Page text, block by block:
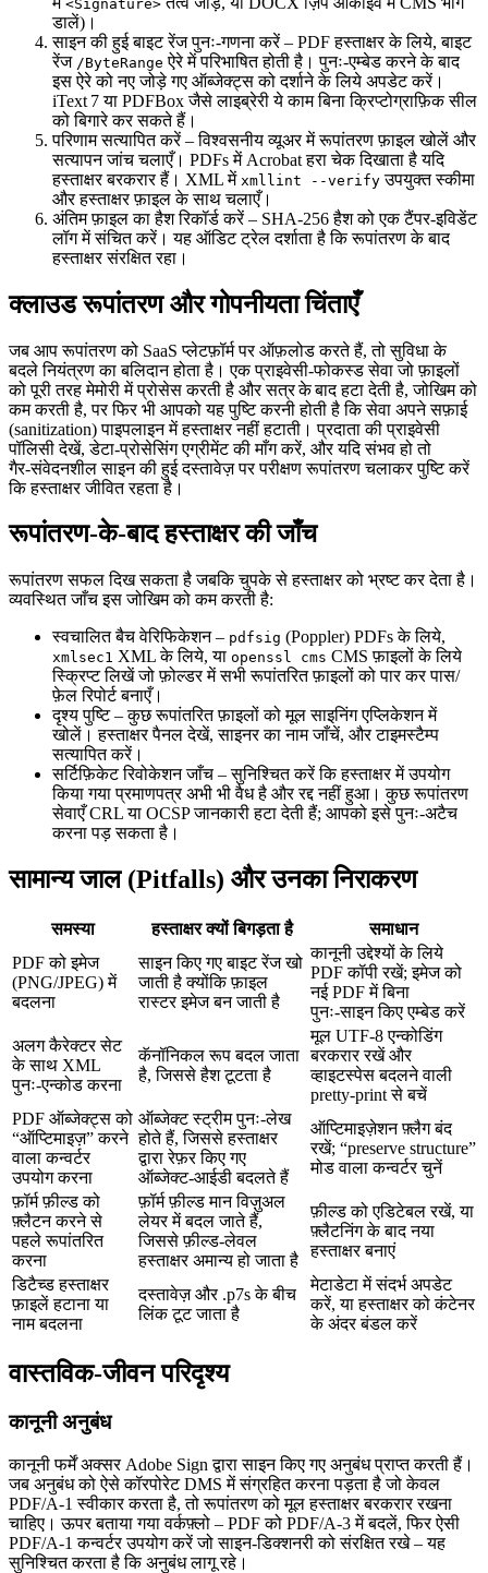
<Signature>
डालें)।
साइन की हुई बाइट रेंज पुनः‑गणना करें– PDF हस्ताक्षर के लिये, बाइट
रेंज /ByteRange ऐरे में परिभाषित होती है। पुनः‑एम्बेड करने के बाद
इस ऐरे को नए जोड़े गए ऑब्जेक्ट्स को दर्शाने के लिये अपडेट करें।
iText 7 या PDFBox जैसे लाइब्रेरी ये काम बिना क्रिप्टोग्राफ़िक सील
को बिगारे कर सकते हैं।
परिणाम सत्यापित करें– विश्वसनीय व्यूअर में रूपांतरण फ़ाइल खोलें और
सत्यापन जांच चलाएँ। PDFs में Acrobat हरा चेक दिखाता है यदि
हस्ताक्षर बरकरार हैं। XML में xmllint --verify उपयुक्त स्कीमा
और हस्ताक्षर फ़ाइल के साथ चलाएँ।
अंतिम फ़ाइल का हैश रिकॉर्ड करें– SHA‑256 हैश को एक टैंपर‑इविडेंट
लॉग में संचित करें। यह ऑडिट ट्रेल दर्शाता है कि रूपांतरण के बाद
हस्ताक्षर संरक्षित रहा।
क्लाउड रूपांतरण और गोपनीयता चिंताएँ
जब आप रूपांतरण को SaaS प्लेटफ़ॉर्म पर ऑफ़लोड करते हैं, तो सुविधा के
बदले नियंत्रण का बलिदान होता है। एक प्राइवेसी‑फोकस्ड सेवा जो फ़ाइलों
को पूरी तरह मेमोरी में प्रोसेस करती है और सत्र के बाद हटा देती है, जोखिम को
कम करती है, पर फिर भी आपको यह पुष्टि करनी होती है कि सेवा अपने सफ़ाई
(sanitization) पाइपलाइन में हस्ताक्षर नहीं हटाती। प्रदाता की प्राइवेसी
पॉलिसी देखें, डेटा‑प्रोसेसिंग एग्रीमेंट की माँग करें, और यदि संभव हो तो
गैर‑संवेदनशील साइन की हुई दस्तावेज़ पर परीक्षण रूपांतरण चलाकर पुष्टि करें
कि हस्ताक्षर जीवित रहता है।
रूपांतरण‑के‑बाद हस्ताक्षर की जाँच
रूपांतरण सफल दिख सकता है जबकि चुपके से हस्ताक्षर को भ्रष्ट कर देता है।
व्यवस्थित जाँच इस जोखिम को कम करती है:
स्वचालित बैच वेरिफिकेशन– pdfsig (Poppler) PDFs के लिये,
xmlsec1 XML के लिये, या openssl cms CMS फ़ाइलों के लिये
स्क्रिप्ट लिखें जो फ़ोल्डर में सभी रूपांतरित फ़ाइलों को पार कर पास/
फ़ेल रिपोर्ट बनाएँ।
दृश्य पुष्टि– कुछ रूपांतरित फ़ाइलों को मूल साइनिंग एप्लिकेशन में
खोलें। हस्ताक्षर पैनल देखें, साइनर का नाम जाँचें, और टाइमस्टैम्प
सत्यापित करें।
सर्टिफ़िकेट रिवोकेशन जाँच – सुनिश्चित करें कि हस्ताक्षर में उपयोग
किया गया प्रमाणपत्र अभी भी वैध है और रद्द नहीं हुआ। कुछ रूपांतरण
सेवाएँ CRL या OCSP जानकारी हटा देती हैं; आपको इसे पुनः‑अटैच
करना पड़ सकता है।
सामान्य जाल (Pitfalls) और उनका निराकरण
समस्या हस्ताक्षर क्यों बिगड़ता है
समाधान
PDF को इमेज
(PNG/JPEG) में
बदलना
साइन किए गए बाइट रेंज खो
जाती है क्योंकि फ़ाइल
रास्टर इमेज बन जाती है
कानूनी उद्देश्यों के लिये
PDF कॉपी रखें; इमेज को
नई PDF में बिना
पुनः‑साइन किए एम्बेड करें
अलग कैरेक्टर सेट
के साथ XML
पुनः‑एन्कोड करना
कॅनॉनिकल रूप बदल जाता
है, जिससे हैश टूटता है
मूल UTF‑8 एन्कोडिंग
बरकरार रखें और
व्हाइटस्पेस बदलने वाली
pretty‑print से बचें
PDF ऑब्जेक्ट्स को
“ऑप्टिमाइज़” करने
वाला कन्वर्टर
उपयोग करना
ऑब्जेक्ट स्ट्रीम पुनः‑लेख
होते हैं, जिससे हस्ताक्षर
द्वारा रेफ़र किए गए
ऑब्जेक्ट‑आईडी बदलते हैं
ऑप्टिमाइज़ेशन फ़्लैग बंद
रखें; “preserve structure”
मोड वाला कन्वर्टर चुनें
फ़ॉर्म फ़ील्ड को
फ़्लैटन करने से
पहले रूपांतरित
करना
फ़ॉर्म फ़ील्ड मान विज़ुअल
लेयर में बदल जाते हैं,
जिससे फ़ील्ड‑लेवल
हस्ताक्षर अमान्य हो जाता है
फ़ील्ड को एडिटेबल रखें, या
फ़्लैटनिंग के बाद नया
हस्ताक्षर बनाएं
डिटैच्ड हस्ताक्षर
फ़ाइलें हटाना या
नाम बदलना
दस्तावेज़ और .p7s के बीच
लिंक टूट जाता है
मेटाडेटा में संदर्भ अपडेट
करें, या हस्ताक्षर को कंटेनर
के अंदर बंडल करें
वास्तविक‑जीवन परिदृश्य
कानूनी अनुबंध
कानूनी फर्में अक्सर Adobe Sign द्वारा साइन किए गए अनुबंध प्राप्त करती हैं।
जब अनुबंध को ऐसे कॉरपोरेट DMS में संग्रहित करना पड़ता है जो केवल
PDF/A‑1 स्वीकार करता है, तो रूपांतरण को मूल हस्ताक्षर बरकरार रखना
चाहिए। ऊपर बताया गया वर्कफ़्लो – PDF को PDF/A‑3 में बदलें, फिर ऐसी
PDF/A‑1 कन्वर्टर उपयोग करें जो साइन‑डिक्शनरी को संरक्षित रखे – यह
सुनिश्चित करता है कि अनुबंध लागू रहे।